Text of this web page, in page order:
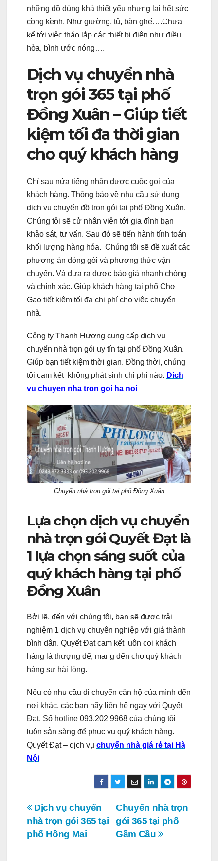
những đồ dùng khá thiết yếu nhưng lại hết sức
cồng kềnh. Như giường, tủ, bàn ghế….Chưa
kể tới việc tháo lắp các thiết bị điện như điều
hòa, bình ước nóng….
Dịch vụ chuyển nhà
trọn gói 365 tại phố
Đồng Xuân – Giúp tiết
kiệm tối đa thời gian
cho quý khách hàng
Chỉ sau nửa tiếng nhận được cuộc gọi của
khách hàng. Thông báo về nhu cầu sử dụng
dịch vụ chuyển đồ trọn gói tại phố Đồng Xuân.
Chúng tôi sẽ cử nhân viên tới gia đình bạn
khảo sát, tư vấn. Sau đó sẽ tiến hành tính toán
khối lượng hàng hóa. Chúng tôi sẽ đề xuất các
phương án đóng gói và phương thức vận
chuyển. Và đưa ra được báo giá nhanh chóng
và chính xác. Giúp khách hàng tại phố Chợ
Gạo tiết kiệm tối đa chi phí cho việc chuyển
nhà.
Công ty Thanh Hương cung cấp dịch vụ
chuyển nhà trọn gói uy tín tại phố Đồng Xuân.
Giúp bạn tiết kiệm thời gian. Đồng thời, chúng
tôi cam kết không phát sinh chi phí nào. Dich
vu chuyen nha tron goi ha noi
Chuyển nhà trọn gói tại phố Đồng Xuân
Lựa chọn dịch vụ chuyển
nhà trọn gói Quyết Đạt là
1 lựa chọn sáng suốt của
quý khách hàng tại phố
Đồng Xuân
Bởi lẽ, đến với chúng tôi, bạn sẽ được trải
nghiệm 1 dịch vụ chuyên nghiệp với giá thành
bình dân. Quyết Đạt cam kết luôn coi khách
hàng là thượng đế, mang đến cho quý khách
hàng sự hài lòng.
Nếu có nhu cầu di chuyển căn hộ của mình đến
nơi khác, các bạn hãy liên hệ ngay với Quyết
Đạt. Số hotline 093.202.9968 của chúng tôi
luôn sẵn sàng để phục vụ quý khách hàng.
Quyết Đạt – dịch vụ chuyển nhà giá rẻ tại Hà
Nội
Điều
hướng
Chuyển nhà trọn
gói 365 tại phố
Gầm Cầu
Dịch vụ chuyển
nhà trọn gói 365 tại
phố Hồng Mai